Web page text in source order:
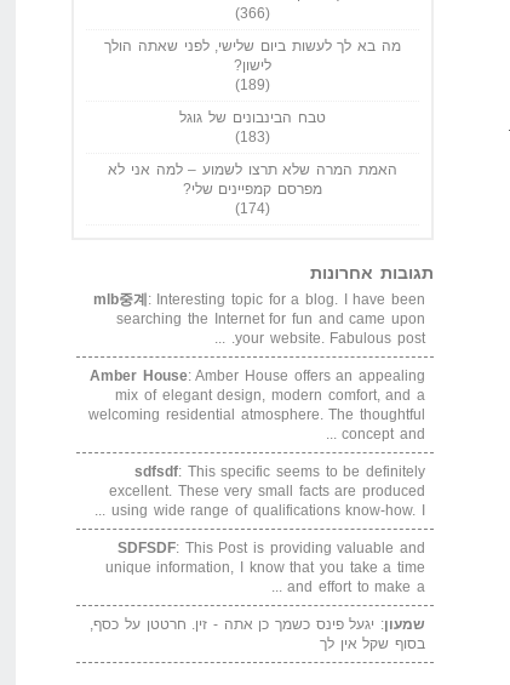
(366)
מה בא לך לעשות ביום שלישי, לפני שאתה הולך
לישון?
(189)
טבח הבינבונים של גוגל
(183)
האמת המרה שלא תרצו לשמוע – למה אני לא
מפרסם קמפיינים שלי?
(174)
תגובות אחרונות
mlb중계 : Interesting topic for a blog. I have been
searching the Internet for fun and came upon
your website. Fabulous post. ...
Amber House: Amber House offers an appealing
mix of elegant design, modern comfort, and a
welcoming residential atmosphere. The thoughtful
concept and ...
sdfsdf: This specific seems to be definitely
excellent. These very small facts are produced
using wide range of qualifications know-how. I ...
SDFSDF: This Post is providing valuable and
unique information, I know that you take a time
and effort to make a ...
שמעון: יגעל פינס כשמך כן אתה - זין. חרטטן על כסף,
בסוף שקל אין לך